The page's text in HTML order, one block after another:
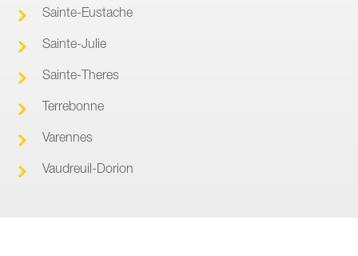
Sainte-Eustache
Sainte-Julie
Sainte-Theres
Terrebonne
Varennes
Vaudreuil-Dorion